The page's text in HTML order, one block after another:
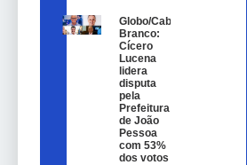
Globo/Cabo
Branco:
Cícero
Lucena
lidera
disputa
pela
Prefeitura
de João
Pessoa
com 53%
dos votos